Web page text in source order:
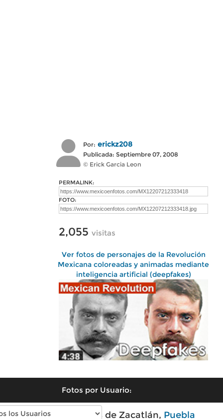
Por: erickz208
Publicada: Septiembre 07, 2008
© Erick Garcia Leon
PERMALINK:
FOTO:
2,055 visitas
Ver fotos de personajes de la Revolución
Mexicana coloreadas y animadas mediante
inteligencia artificial (deepfakes)
Fotos por Usuario:
Fotos modernas de Zacatlán, Puebla